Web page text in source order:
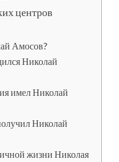
центров
Амосов?
Николай
имел Николай
Николай
жизни Николая